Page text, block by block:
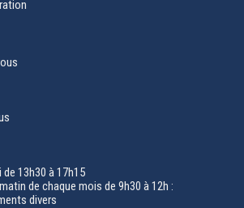
13h30 à 17h15
de chaque mois de 9h30 à 12h :
divers